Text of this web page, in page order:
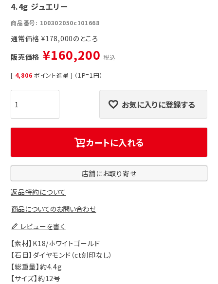
4.4g ジュエリー
商品番号 100302050c101668
通常価格 ¥178,000
販売価格 ¥160,200 税込
[ 4,806 ポイント進呈 ] （1P=1円）
お気に入りに登録する
カートに入れる
店舗にお取り寄せ
返品特約について
商品についてのお問い合わせ
レビューを書く
【素材】K18/ホワイトゴールド
【石目】ダイヤモンド（ct刻印なし）
【総重量】約4.4g
【サイズ】約12号